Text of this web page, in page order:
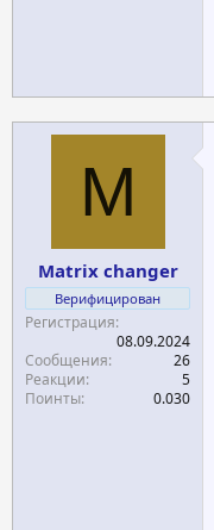
M
Matrix changer
Верифицирован
Регистрация
08.09.2024
Сообщения
26
Реакции
5
Поинты
0.030